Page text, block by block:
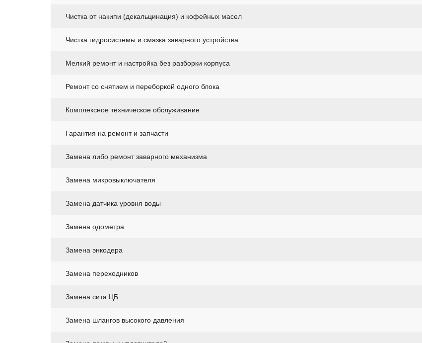
Чистка от накипи (декальцинация) и кофейных масел
Чистка гидросистемы и смазка заварного устройства
Мелкий ремонт и настройка без разборки корпуса
Ремонт со снятием и переборкой одного блока
Комплексное техническое обслуживание
Гарантия на ремонт и запчасти
Замена либо ремонт заварного механизма
Замена микровыключателя
Замена датчика уровня воды
Замена одометра
Замена энкодера
Замена переходников
Замена сита ЦБ
Замена шлангов высокого давления